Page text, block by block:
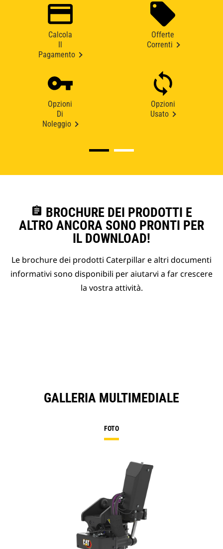
Calcola
Pagamento
Offerte
Correnti
Opzioni
Di
Noleggio
Opzioni
Usato
assignment BROCHURE DEI PRODOTTI E
ALTRO ANCORA SONO PRONTI PER
IL DOWNLOAD!
Le brochure dei prodotti Caterpillar e altri documenti
informativi sono disponibili per aiutarvi a far crescere
la vostra attività.
GALLERIA MULTIMEDIALE
FOTO